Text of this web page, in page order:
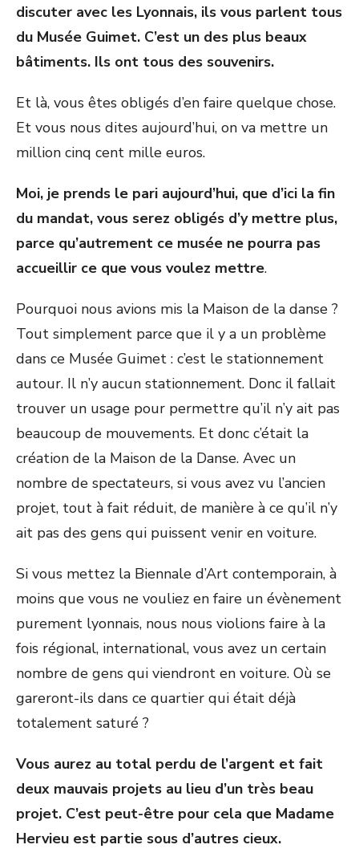
discuter avec les Lyonnais, ils vous parlent tous
du Musée Guimet. C’est un des plus beaux
bâtiments. Ils ont tous des souvenirs.
Et là, vous êtes obligés d’en faire quelque chose.
Et vous nous dites aujourd’hui, on va mettre un
million cinq cent mille euros.
Moi, je prends le pari aujourd’hui, que d’ici la fin
du mandat, vous serez obligés d’y mettre plus,
parce qu’autrement ce musée ne pourra pas
accueillir ce que vous voulez mettre.
Pourquoi nous avions mis la Maison de la danse ?
Tout simplement parce que il y a un problème
dans ce Musée Guimet : c’est le stationnement
autour. Il n’y aucun stationnement. Donc il fallait
trouver un usage pour permettre qu’il n’y ait pas
beaucoup de mouvements. Et donc c’était la
création de la Maison de la Danse. Avec un
nombre de spectateurs, si vous avez vu l’ancien
projet, tout à fait réduit, de manière à ce qu’il n’y
ait pas des gens qui puissent venir en voiture.
Si vous mettez la Biennale d’Art contemporain, à
moins que vous ne vouliez en faire un évènement
purement lyonnais, nous nous violions faire à la
fois régional, international, vous avez un certain
nombre de gens qui viendront en voiture. Où se
gareront-ils dans ce quartier qui était déjà
totalement saturé ?
Vous aurez au total perdu de l’argent et fait
deux mauvais projets au lieu d’un très beau
projet. C’est peut-être pour cela que Madame
Hervieu est partie sous d’autres cieux.